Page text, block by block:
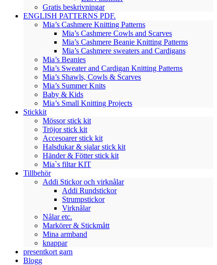
Gratis beskrivningar
ENGLISH PATTERNS PDF.
Mia’s Cashmere Knitting Patterns
Mia’s Cashmere Cowls and Scarves
Mia’s Cashmere Beanie Knitting Patterns
Mia’s Cashmere sweaters and Cardigans
Mia’s Beanies
Mia’s Sweater and Cardigan Knitting Patterns
Mia’s Shawls, Cowls & Scarves
Mia’s Summer Knits
Baby & Kids
Mia’s Small Knitting Projects
Stickkit
Mössor stick kit
Tröjor stick kit
Accesoarer stick kit
Halsdukar & sjalar stick kit
Händer & Fötter stick kit
Mia`s filtar KIT
Tillbehör
Addi Stickor och virknålar
Addi Rundstickor
Strumpstickor
Virknålar
Nålar etc.
Markörer & Stickmått
Mina armband
knappar
presentkort garn
Blogg